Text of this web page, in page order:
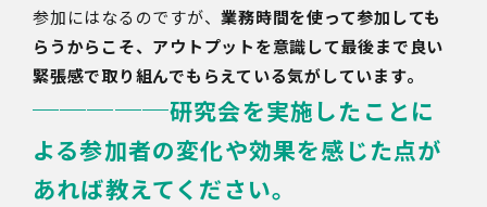
参加にはなるのですが、業務時間を使って参加しても
らうからこそ、アウトプットを意識して最後まで良い
緊張感で取り組んでもらえている気がしています。
─────研究会を実施したことに
よる参加者の変化や効果を感じた点が
あれば教えてください。